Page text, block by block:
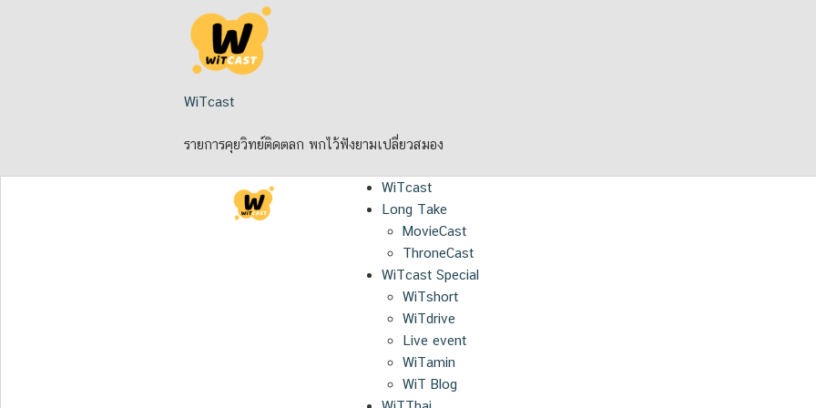
WiTcast
รายการคุยวิทย์ติดตลก พกไว้ฟังยามเปลี่ยวสมอง
WiTcast
Long Take
MovieCast
ThroneCast
WiTcast Special
WiTshort
WiTdrive
Live event
WiTamin
WiT Blog